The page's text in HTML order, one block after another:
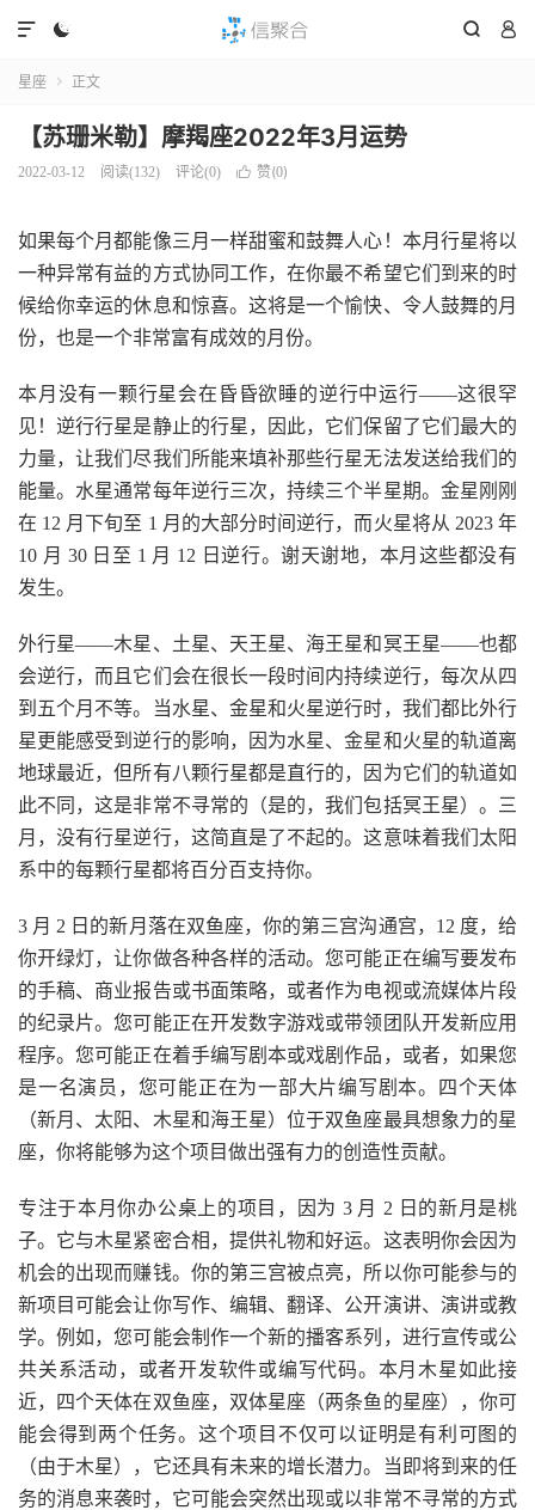
  

星座  正文
【苏珊米勒】摩羯座2022年3月运势
2022-03-12 阅读(132) 评论(0)  赞(0)
如果每个月都能像三月一样甜蜜和鼓舞人心！本月行星将以
一种异常有益的方式协同工作，在你最不希望它们到来的时
候给你幸运的休息和惊喜。这将是一个愉快、令人鼓舞的月
份，也是一个非常富有成效的月份。
本月没有一颗行星会在昏昏欲睡的逆行中运行——这很罕
见！逆行行星是静止的行星，因此，它们保留了它们最大的
力量，让我们尽我们所能来填补那些行星无法发送给我们的
能量。水星通常每年逆行三次，持续三个半星期。金星刚刚
在 12 月下旬至 1 月的大部分时间逆行，而火星将从 2023 年
10 月 30 日至 1 月 12 日逆行。谢天谢地，本月这些都没有
发生。
外行星——木星、土星、天王星、海王星和冥王星——也都
会逆行，而且它们会在很长一段时间内持续逆行，每次从四
到五个月不等。当水星、金星和火星逆行时，我们都比外行
星更能感受到逆行的影响，因为水星、金星和火星的轨道离
地球最近，但所有八颗行星都是直行的，因为它们的轨道如
此不同，这是非常不寻常的（是的，我们包括冥王星）。三
月，没有行星逆行，这简直是了不起的。这意味着我们太阳
系中的每颗行星都将百分百支持你。
3 月 2 日的新月落在双鱼座，你的第三宫沟通宫，12 度，给
你开绿灯，让你做各种各样的活动。您可能正在编写要发布
的手稿、商业报告或书面策略，或者作为电视或流媒体片段
的纪录片。您可能正在开发数字游戏或带领团队开发新应用
程序。您可能正在着手编写剧本或戏剧作品，或者，如果您
是一名演员，您可能正在为一部大片编写剧本。四个天体
（新月、太阳、木星和海王星）位于双鱼座最具想象力的星
座，你将能够为这个项目做出强有力的创造性贡献。
专注于本月你办公桌上的项目，因为 3 月 2 日的新月是桃
子。它与木星紧密合相，提供礼物和好运。这表明你会因为
机会的出现而赚钱。你的第三宫被点亮，所以你可能参与的
新项目可能会让你写作、编辑、翻译、公开演讲、演讲或教
学。例如，您可能会制作一个新的播客系列，进行宣传或公
共关系活动，或者开发软件或编写代码。本月木星如此接
近，四个天体在双鱼座，双体星座（两条鱼的星座），你可
能会得到两个任务。这个项目不仅可以证明是有利可图的
（由于木星），它还具有未来的增长潜力。当即将到来的任
务的消息来袭时，它可能会突然出现或以非常不寻常的方式